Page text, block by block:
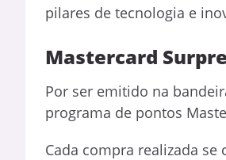
pilares de tecnologia e
Mastercard
Por ser emitido na
programa de pontos
Cada compra realizada